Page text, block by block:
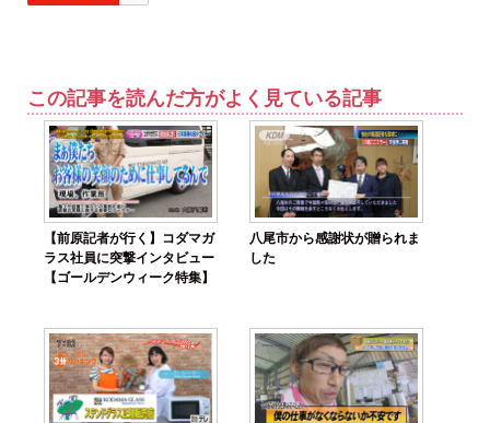
この記事を読んだ方がよく見ている記事
【前原記者が行く】コダマガ
ラス社員に突撃インタビュー
【ゴールデンウィーク特集】
八尾市から感謝状が贈られま
した